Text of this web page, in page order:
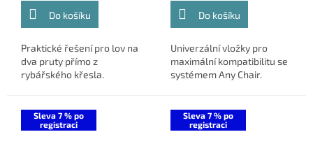
Do košíku
Praktické řešení pro lov na
dva pruty přímo z
rybářského křesla.
Do košíku
Univerzální vložky pro
maximální kompatibilitu se
systémem Any Chair.
Sleva 7 % po
registraci
Sleva 7 % po
registraci